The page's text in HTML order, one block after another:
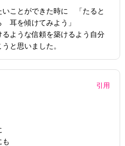
いことができた時に 「たると
耳を傾けてみよう」
ような信頼を築けるよう自分
と思いました。
引用
も